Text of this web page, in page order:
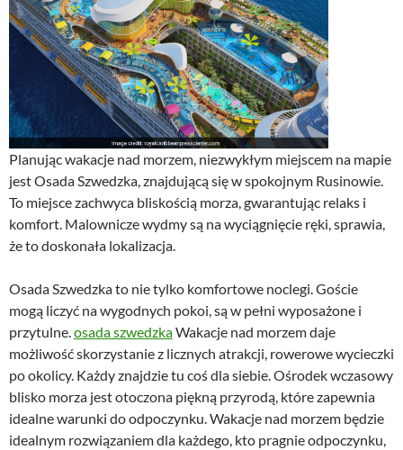
Planując wakacje nad morzem, niezwykłym miejscem na mapie
jest Osada Szwedzka, znajdującą się w spokojnym Rusinowie.
To miejsce zachwyca bliskością morza, gwarantując relaks i
komfort. Malownicze wydmy są na wyciągnięcie ręki, sprawia,
że to doskonała lokalizacja.
Osada Szwedzka to nie tylko komfortowe noclegi. Goście
mogą liczyć na wygodnych pokoi, są w pełni wyposażone i
przytulne.osada szwedzkaWakacje nad morzem daje
możliwość skorzystanie z licznych atrakcji, rowerowe wycieczki
po okolicy. Każdy znajdzie tu coś dla siebie. Ośrodek wczasowy
blisko morza jest otoczona piękną przyrodą, które zapewnia
idealne warunki do odpoczynku. Wakacje nad morzem będzie
idealnym rozwiązaniem dla każdego, kto pragnie odpoczynku,